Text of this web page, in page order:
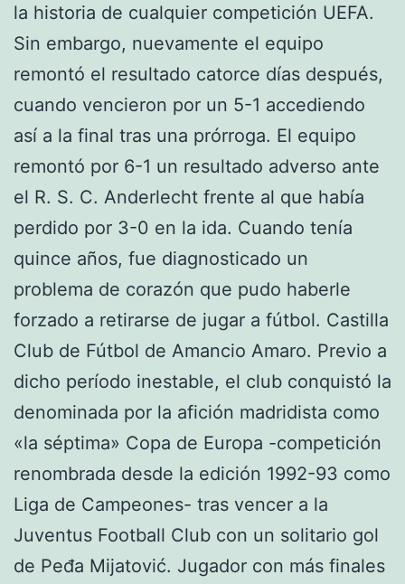
la historia de cualquier competición UEFA.
Sin embargo, nuevamente el equipo
remontó el resultado catorce días después,
cuando vencieron por un 5-1 accediendo
así a la final tras una prórroga. El equipo
remontó por 6-1 un resultado adverso ante
el R. S. C. Anderlecht frente al que había
perdido por 3-0 en la ida. Cuando tenía
quince años, fue diagnosticado un
problema de corazón que pudo haberle
forzado a retirarse de jugar a fútbol. Castilla
Club de Fútbol de Amancio Amaro. Previo a
dicho período inestable, el club conquistó la
denominada por la afición madridista como
«la séptima» Copa de Europa -competición
renombrada desde la edición 1992-93 como
Liga de Campeones- tras vencer a la
Juventus Football Club con un solitario gol
de Peđa Mijatović. Jugador con más finales